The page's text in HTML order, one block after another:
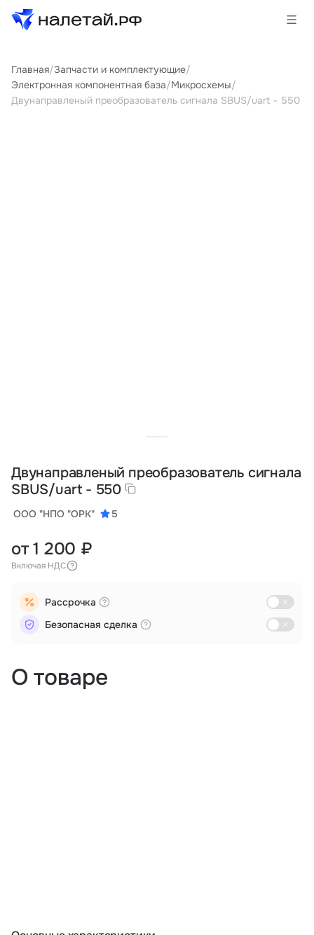
Товары
Услуги
Главная/Запчасти и комплектующие/
Электронная компонентная база/Микросхемы/
Двунаправленый преобразователь сигнала SBUS/uart - 550
О товаре
Двунаправленый преобразователь сигнала
SBUS/uart - 550
ООО "НПО "ОРК" 5
от 1 200 ₽
Включая НДС
Рассрочка
Безопасная сделка